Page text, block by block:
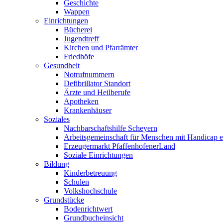
Geschichte
Wappen
Einrichtungen
Bücherei
Jugendtreff
Kirchen und Pfarrämter
Friedhöfe
Gesundheit
Notrufnummern
Defibrillator Standort
Ärzte und Heilberufe
Apotheken
Krankenhäuser
Soziales
Nachbarschaftshilfe Scheyern
Arbeitsgemeinschaft für Menschen mit Handicap
Erzeugermarkt PfaffenhofenerLand
Soziale Einrichtungen
Bildung
Kinderbetreuung
Schulen
Volkshochschule
Grundstücke
Bodenrichtwert
Grundbucheinsicht